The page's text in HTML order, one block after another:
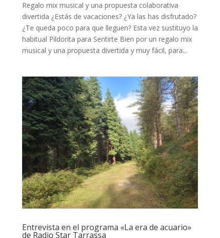
Regalo mix musical y una propuesta colaborativa
divertida ¿Estás de vacaciones? ¿Ya las has disfrutado?
¿Te queda poco para que lleguen? Esta vez sustituyo la
habitual Pildorita para Sentirte Bien por un regalo mix
musical y una propuesta divertida y muy fácil, para...
Entrevista en el programa «La era de acuario»
de Radio Star Tarrassa